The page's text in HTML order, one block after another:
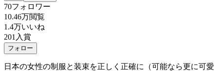
70フォロワー
10.46万閲覧
1.4万いいね
201 入賞
フォロー
日本の女性の制服と装束を正しく正確に（可能なら更に可愛